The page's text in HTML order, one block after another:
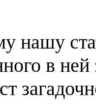
нашу
в ней